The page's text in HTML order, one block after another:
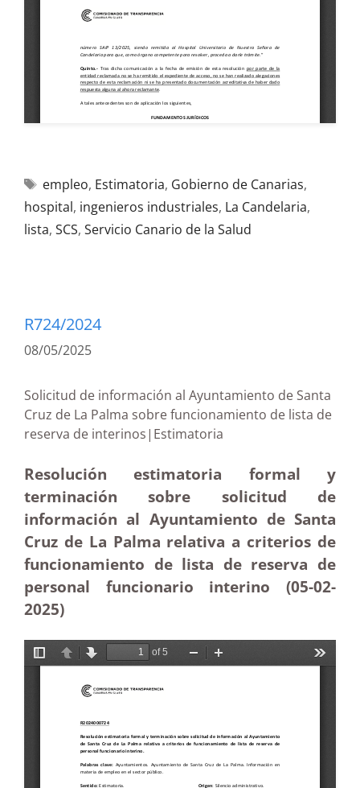
empleo, Estimatoria, Gobierno de Canarias,
hospital, ingenieros industriales, La Candelaria,
lista, SCS, Servicio Canario de la Salud
R724/2024
08/05/2025
Solicitud de información al Ayuntamiento de Santa
Cruz de La Palma sobre funcionamiento de lista de
reserva de interinos|Estimatoria
Resolución estimatoria formal y
terminación sobre solicitud de
información al Ayuntamiento de Santa
Cruz de La Palma relativa a criterios de
funcionamiento de lista de reserva de
personal funcionario interino (05-02-
2025)